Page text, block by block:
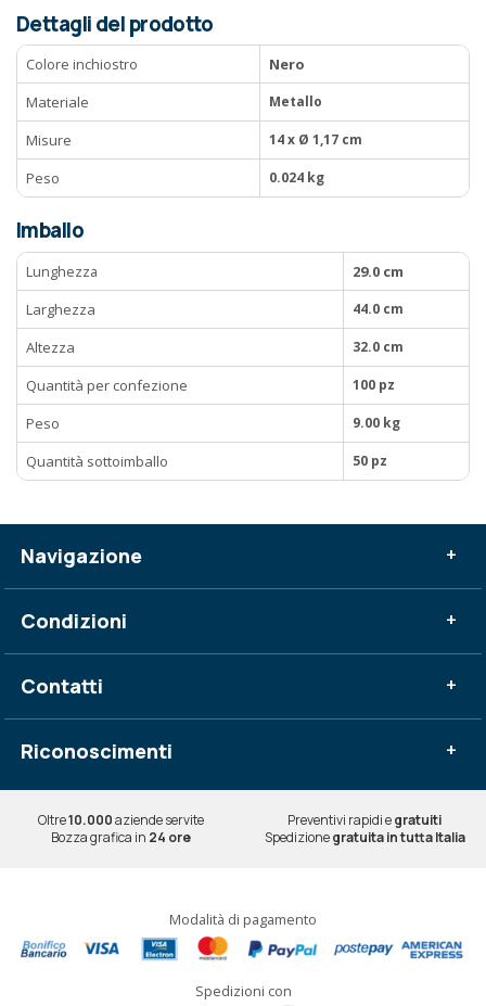
Dettagli del prodotto
Colore inchiostro
Nero
Materiale
Metallo
Misure 14 x Ø 1,17 cm
Peso 0.024 kg
Imballo
Lunghezza
29.0 cm
Larghezza
44.0 cm
Altezza 32.0 cm
Quantità per confezione 100 pz
Peso 9.00 kg
Quantità sottoimballo 50 pz
Navigazione +
Condizioni +
Contatti +
Riconoscimenti +
Oltre10.000aziende servite Preventivi rapidi egratuiti
Bozza grafica in 24 ore Spedizionegratuita in tutta Italia
Modalità di pagamento
Spedizioni con